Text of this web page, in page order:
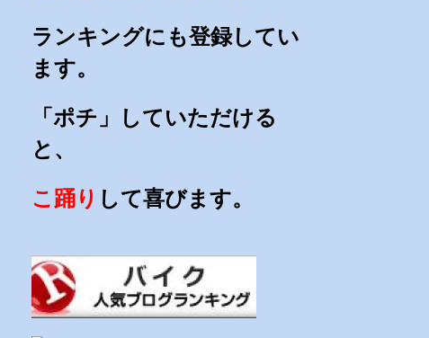
ランキングにも登録してい
ます。
「ポチ」していただける
と、
こ踊り して喜びます。